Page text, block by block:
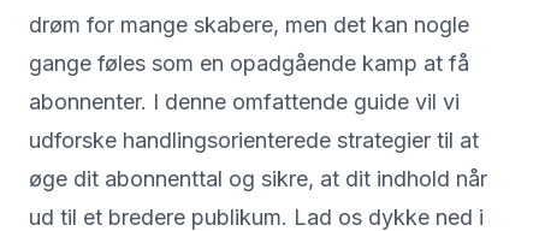
drøm for mange skabere, men det kan nogle
gange føles som en opadgående kamp at få
abonnenter. I denne omfattende guide vil vi
udforske handlingsorienterede strategier til at
øge dit abonnenttal og sikre, at dit indhold når
ud til et bredere publikum. Lad os dykke ned i